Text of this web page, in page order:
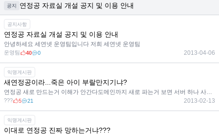
공지 연정공 자료실 개설 공지 및 이용 안내
공지사항
연정공 자료실 개설 공지 및 이용 안내
안녕하세요 세연넷 운영팀입니다 저희 세연넷 운영팀
운영팀 40 0 2013-04-06
익명게시판
새연정공이라...죽은 아이 부랄만지기냐?
연정공 새로 만드는거 이해가 안간다도메인까지 새로 파는거 보면 서버 하나 사들여서 작업하는거 같은데
??? 5 21 2013-02-13
익명게시판
이대로 연정공 진짜 망하는거냐???